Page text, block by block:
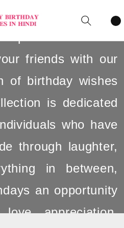
Cartitems
joyous bond of
friends with our
of birthday wishes
is dedicated
who have
through laughter,
in between,
an opportunity
appreciation,